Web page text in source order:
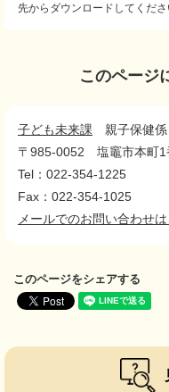
先からダウンロードしてくださ
このページ
子ども未来課
親子保健係
〒985-0052
塩竈市本町
Tel：022-354-1225
Fax：022-354-1025
メールでのお問い合わせ
このページをシェアする